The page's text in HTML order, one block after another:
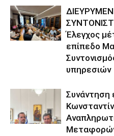
Έλεγχος
επίπεδο
υπηρεσιών
Συνάντηση